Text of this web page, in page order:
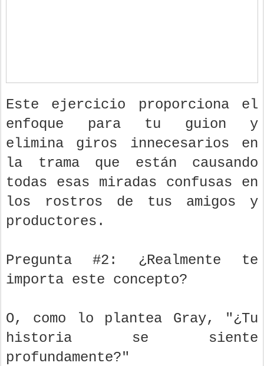
Este ejercicio proporciona el
enfoque para tu guion y
elimina giros innecesarios en
la trama que están causando
todas esas miradas confusas en
los rostros de tus amigos y
productores.
Pregunta #2: ¿Realmente te
importa este concepto?
O, como lo plantea Gray, "¿Tu
historia se siente
profundamente?"